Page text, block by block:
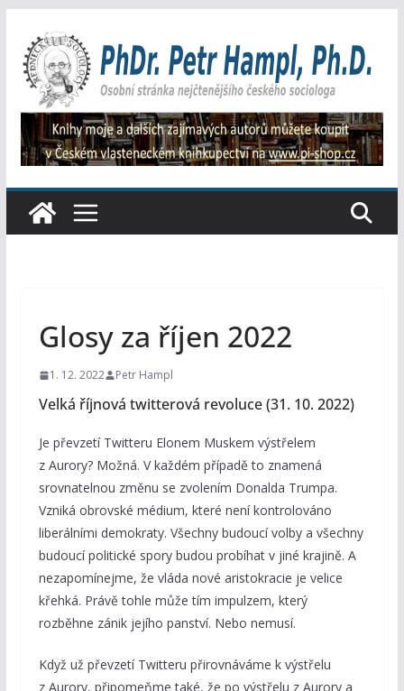
obsah
Glosy za říjen 2022
1. 12. 2022 Petr Hampl
Velká říjnová twitterová revoluce (31. 10. 2022)
Je převzetí Twitteru Elonem Muskem výstřelem
z Aurory? Možná. V každém případě to znamená
srovnatelnou změnu se zvolením Donalda Trumpa.
Vzniká obrovské médium, které není kontrolováno
liberálními demokraty. Všechny budoucí volby a všechny
budoucí politické spory budou probíhat v jiné krajině. A
nezapomínejme, že vláda nové aristokracie je velice
křehká. Právě tohle může tím impulzem, který
rozběhne zánik jejího panství. Nebo nemusí.
Když už převzetí Twitteru přirovnáváme k výstřelu
z Aurory, připomeňme také, že po výstřelu z Aurory a